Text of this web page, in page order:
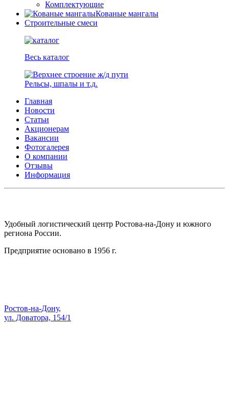
Комплектующие
Кованые мангалы
Строительные смеси
Весь каталог
Рельсы, шпалы и т.д.
Главная
Новости
Статьи
Акционерам
Вакансии
Фотогалерея
О компании
Отзывы
Информация
Удобный логистический центр Ростова-на-Дону и южного
региона России.
Предприятие основано в 1956 г.
Ростов-на-Дону,
ул. Доватора, 154/1